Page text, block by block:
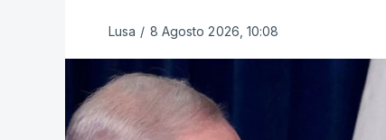
Lusa / 8 Agosto 2026, 10:08